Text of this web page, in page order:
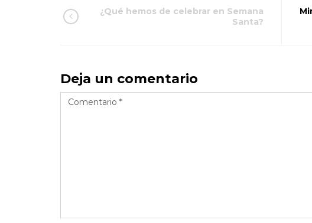
¿Qué hemos de celebrar en Semana
Santa?
Deja un comentario